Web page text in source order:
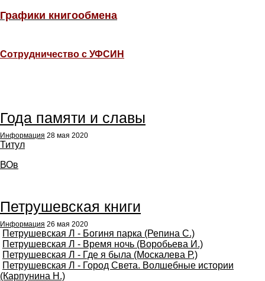
Графики книгообмена
Сотрудничество с УФСИН
Года памяти и славы
Информация 28 мая 2020
Титул
ВОв
Петрушевская книги
Информация 26 мая 2020
Петрушевская Л - Богиня парка (Репина С.)
Петрушевская Л - Время ночь (Воробьева И.)
Петрушевская Л - Где я была (Москалева Р.)
Петрушевская Л - Город Света. Волшебные истории
(Карпунина Н.)